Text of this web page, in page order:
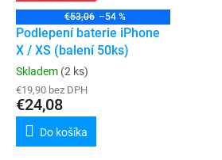
€53,06 –54 %
Podlepení baterie iPhone
X / XS (balení 50ks)
Skladem (2 ks)
€19,90 bez DPH
€24,08
Do košíka